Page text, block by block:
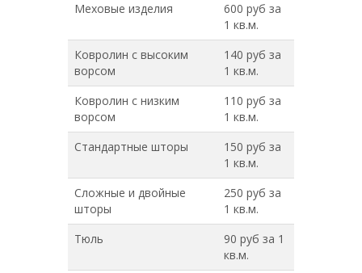
Меховые изделия
600 руб за
1 кв.м.
Ковролин с высоким
ворсом
140 руб за
1 кв.м.
Ковролин с низким
ворсом
110 руб за
1 кв.м.
Стандартные шторы
150 руб за
1 кв.м.
Сложные и двойные
шторы
250 руб за
1 кв.м.
Тюль
90 руб за 1
кв.м.